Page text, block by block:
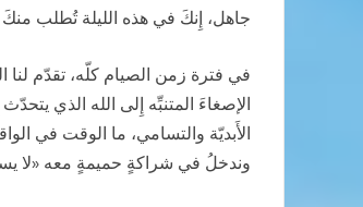
جاهل، إِنكَ في هذه الليلة تُطلب
في فترة زمن الصيام كلّه، تقدّم لنا
الإصغاءَ المتنبِّه إِلى الله الذي
الأَبديّة والتسامي، ما الوقت في
وندخلُ في شراكةٍ حميمةٍ معه «لا